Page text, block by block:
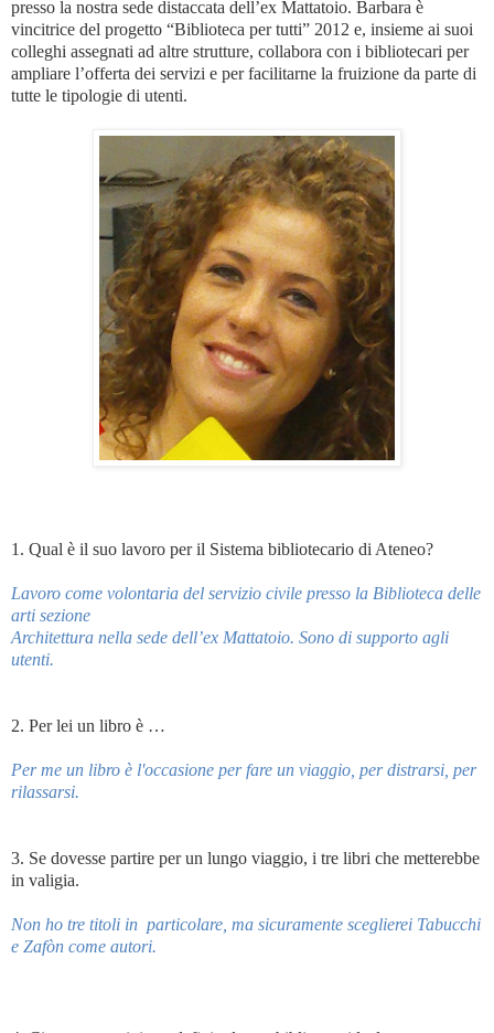
presso la nostra sede distaccata dell’ex Mattatoio. Barbara è
vincitrice del progetto “Biblioteca per tutti” 2012 e, insieme ai suoi
colleghi assegnati ad altre strutture, collabora con i bibliotecari per
ampliare l’offerta dei servizi e per facilitarne la fruizione da parte di
tutte le tipologie di utenti.
1. Qual è il suo lavoro per il Sistema bibliotecario di Ateneo?
Lavoro come volontaria del servizio civile presso la Biblioteca delle
arti sezione
Architettura nella sede dell’ex Mattatoio. Sono di supporto agli
utenti.
2. Per lei un libro è …
Per me un libro è l'occasione per fare un viaggio, per distrarsi, per
rilassarsi.
3. Se dovesse partire per un lungo viaggio, i tre libri che metterebbe
in valigia.
Non ho tre titoli in particolare, ma sicuramente sceglierei Tabucchi
e Zafòn come autori.